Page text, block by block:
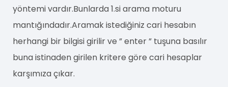
yöntemi vardır.Bunlarda 1.si arama moturu
mantığındadır.Aramak istediğiniz cari hesabın
herhangi bir bilgisi girilir ve ” enter ” tuşuna basılır
buna istinaden girilen kritere göre cari hesaplar
karşımıza çıkar.